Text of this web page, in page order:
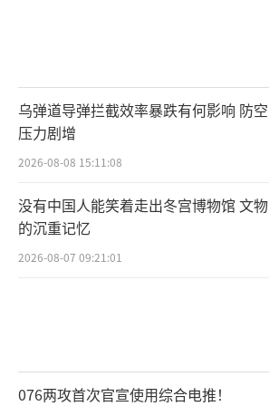
乌弹道导弹拦截效率暴跌有何影响 防空
压力剧增
2026-08-08 15:11:08
没有中国人能笑着走出冬宫博物馆 文物
的沉重记忆
2026-08-07 09:21:01
076两攻首次官宣使用综合电推！